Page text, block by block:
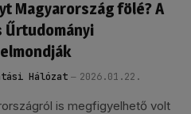
Magyarország fölé? A
Űrtudományi
Hálózat 2026.01.22.
is megfigyelhető volt